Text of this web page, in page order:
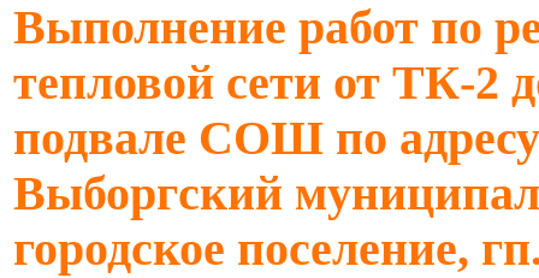
Выполнение работ по
тепловой сети от ТК-2
подвале СОШ по
Выборгский
городское поселение,